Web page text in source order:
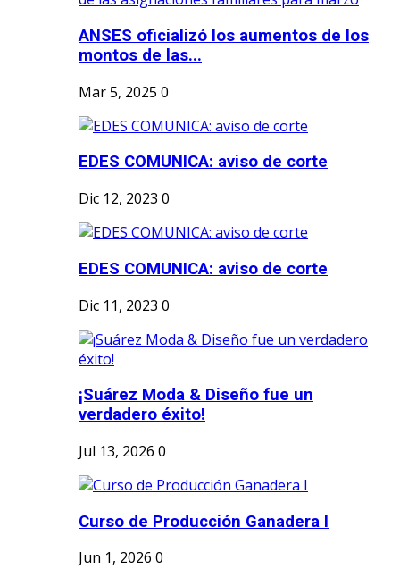
ANSES oficializó los aumentos de los
montos de las...
Mar 5, 2025 0
EDES COMUNICA: aviso de corte
Dic 12, 2023 0
EDES COMUNICA: aviso de corte
Dic 11, 2023 0
¡Suárez Moda & Diseño fue un
verdadero éxito!
Jul 13, 2026 0
Curso de Producción Ganadera I
Jun 1, 2026 0